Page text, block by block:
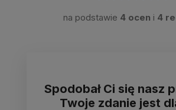
na podstawie 4 ocen i 4
Spodobał Ci się nasz
Twoje zdanie jest